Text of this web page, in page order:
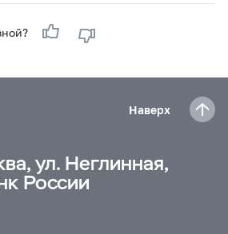
Наверх
ул. Неглинная,
России